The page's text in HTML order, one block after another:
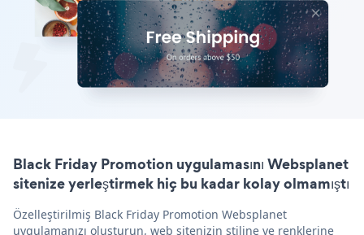
Black Friday Promotion uygulamasını Websplanet
sitenize yerleştirmek hiç bu kadar kolay olmamıştı
Özelleştirilmiş Black Friday Promotion Websplanet
uygulamanızı oluşturun, web sitenizin stiline ve renklerine